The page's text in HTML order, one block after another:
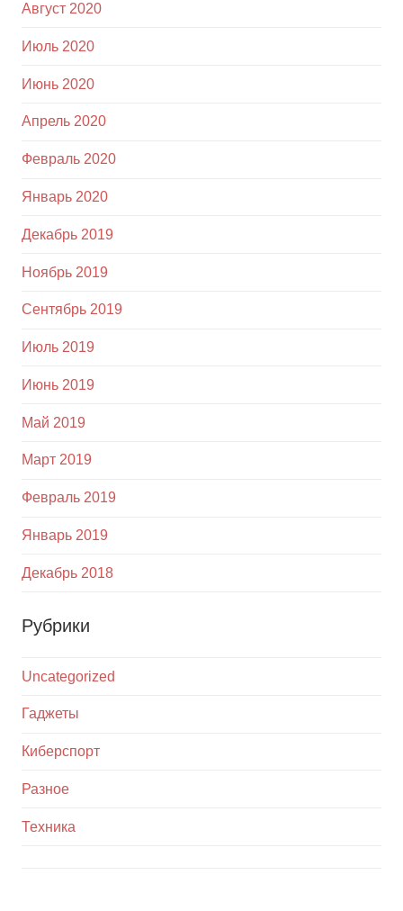
Август 2020
Июль 2020
Июнь 2020
Апрель 2020
Февраль 2020
Январь 2020
Декабрь 2019
Ноябрь 2019
Сентябрь 2019
Июль 2019
Июнь 2019
Май 2019
Март 2019
Февраль 2019
Январь 2019
Декабрь 2018
Рубрики
Uncategorized
Гаджеты
Киберспорт
Разное
Техника